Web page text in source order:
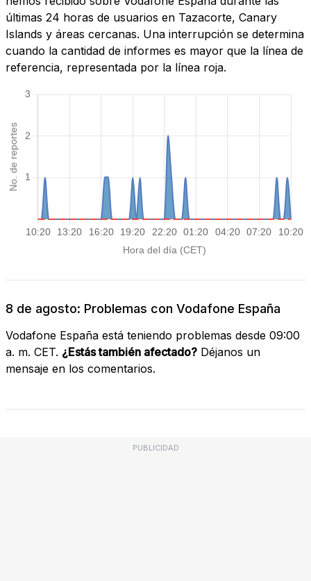
últimas 24 horas de usuarios en Tazacorte, Canary
Islands y áreas cercanas. Una interrupción se determina
cuando la cantidad de informes es mayor que la línea de
referencia, representada por la línea roja.
8 de agosto: Problemas con Vodafone España
Vodafone España está teniendo problemas desde 09:00
a. m. CET. ¿Estás también afectado? Déjanos un
mensaje en los comentarios.
PUBLICIDAD